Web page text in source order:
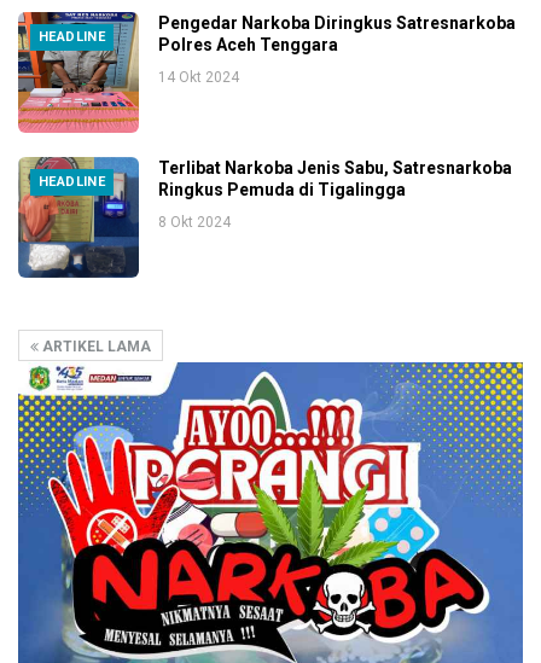
HEADLINE
Pengedar Narkoba Diringkus Satresnarkoba
Polres Aceh Tenggara
14 Okt 2024
HEADLINE
Terlibat Narkoba Jenis Sabu, Satresnarkoba
Ringkus Pemuda di Tigalingga
8 Okt 2024
ARTIKEL LAMA